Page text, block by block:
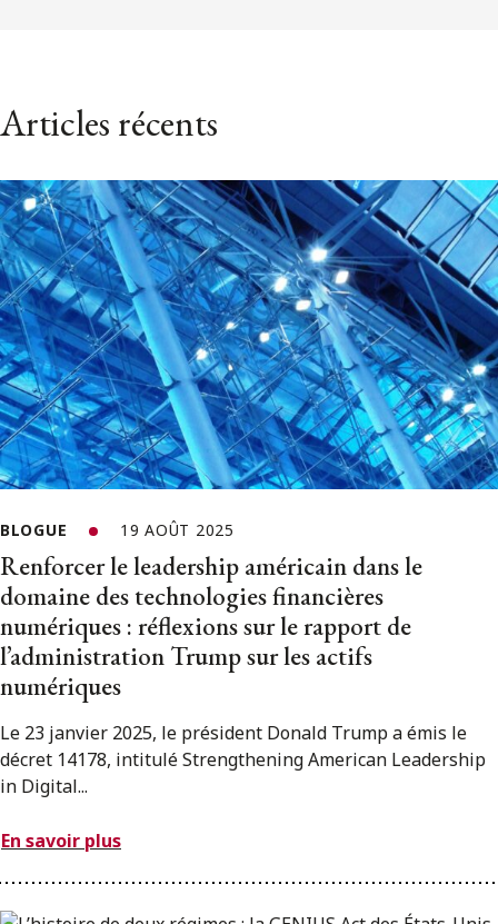
Articles récents
BLOGUE 19 AOÛT 2025
Renforcer le leadership américain dans le
domaine des technologies financières
numériques : réflexions sur le rapport de
l’administration Trump sur les actifs
numériques
Le 23 janvier 2025, le président Donald Trump a émis le
décret 14178, intitulé Strengthening American Leadership
in Digital...
En savoir plus